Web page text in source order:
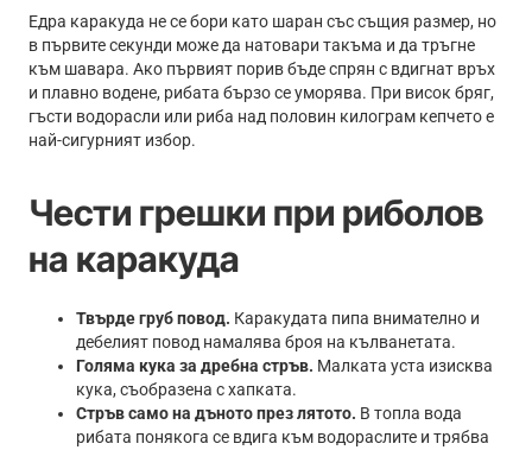
Едра каракуда не се бори като шаран със същия размер, но
в първите секунди може да натовари такъма и да тръгне
към шавара. Ако първият порив бъде спрян с вдигнат връх
и плавно водене, рибата бързо се уморява. При висок бряг,
гъсти водорасли или риба над половин килограм кепчето е
най-сигурният избор.
Чести грешки при риболов
на каракуда
Твърде груб повод. Каракудата пипа внимателно и
дебелият повод намалява броя на кълванетата.
Голяма кука за дребна стръв. Малката уста изисква
кука, съобразена с хапката.
Стръв само на дъното през лятото. В топла вода
рибата понякога се вдига към водораслите и трябва